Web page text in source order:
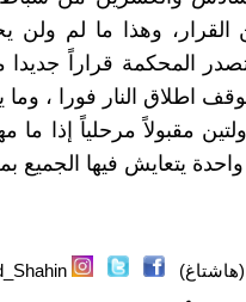
القرار، وهذا ما لم
المحكمة قراراً
اطلاق النار فورا ،
مقبولاً مرحلياً إذا
واحدة يتعايش فيها الجميع